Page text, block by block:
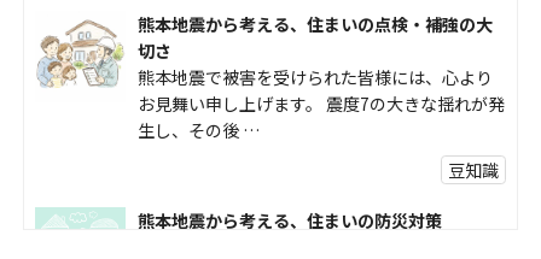
熊本地震から考える、住まいの点検・補強の大
切さ
熊本地震で被害を受けられた皆様には、心より
お見舞い申し上げます。 震度7の大きな揺れが発
生し、その後 …
豆知識
熊本地震から考える、住まいの防災対策